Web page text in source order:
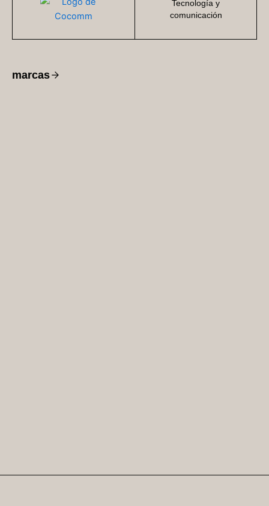
Tecnología y
comunicación
marcas